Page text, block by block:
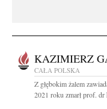
KAZIMIERZ
CAŁA POLSKA
Z głębokim żalem
2021 roku zmarł prof. dr